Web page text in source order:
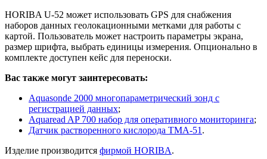
HORIBA U-52 может использовать GPS для снабжения
наборов данных геолокационными метками для работы с
картой. Пользователь может настроить параметры экрана,
размер шрифта, выбрать единицы измерения. Опционально в
комплекте доступен кейс для переноски.
Вас также могут заинтересовать:
Aquasonde 2000 многопараметрический зонд с
регистрацией данных;
Aquaread AP 700 набор для оперативного мониторинга;
Датчик растворенного кислорода ТМА-51 .
Изделие производится фирмой HORIBA.